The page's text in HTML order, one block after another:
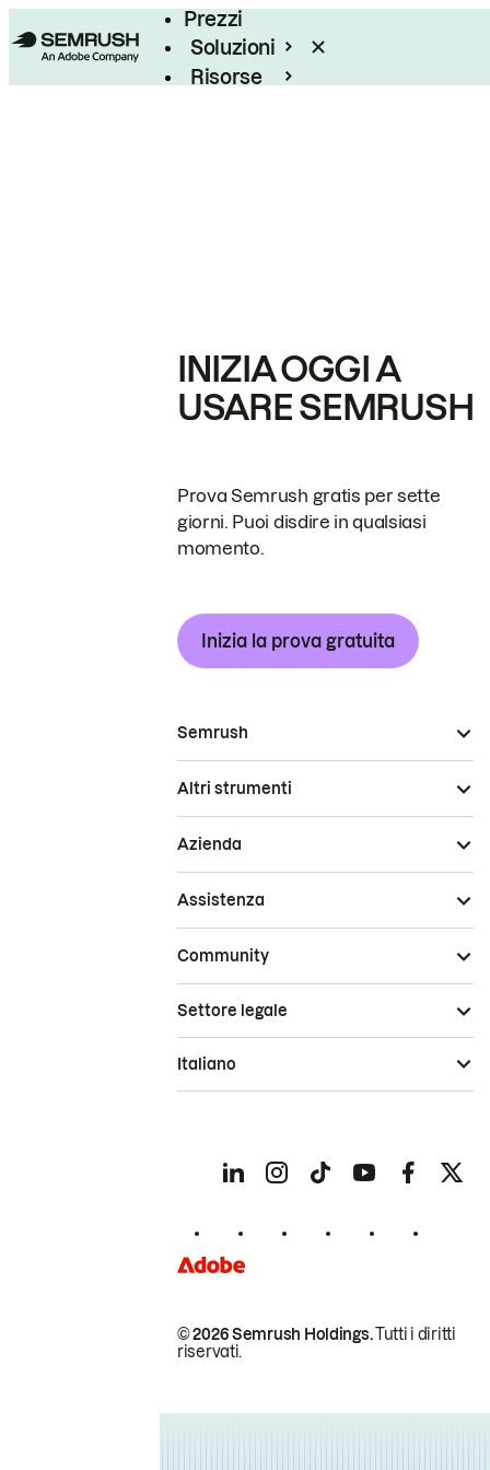
Prezzi
Soluzioni
Risorse
INIZIA OGGI A
USARE SEMRUSH
Prova Semrush gratis per sette
giorni. Puoi disdire in qualsiasi
momento.
Inizia la prova gratuita
Semrush
Altri strumenti
Azienda
Assistenza
Community
© 2026 Semrush Holdings.Tutti i diritti
riservati.
Settore legale
Italiano